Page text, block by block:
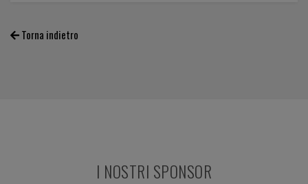
Torna indietro
I NOSTRI SPONSOR